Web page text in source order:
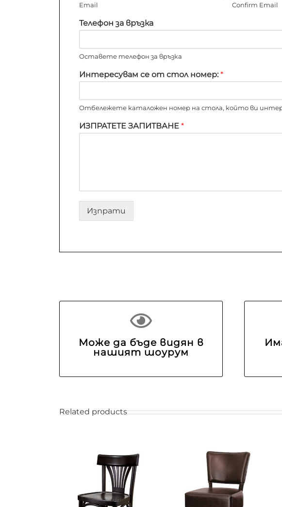
Email Confirm Email
Телефон за връзка
Оставете телефон за връзка
Интересувам се от стол номер: *
Отбележете каталожен номер на стола, който ви
ИЗПРАТЕТЕ ЗАПИТВАНЕ *
Изпрати
Може да бъде видян в
нашият шоурум
Related products